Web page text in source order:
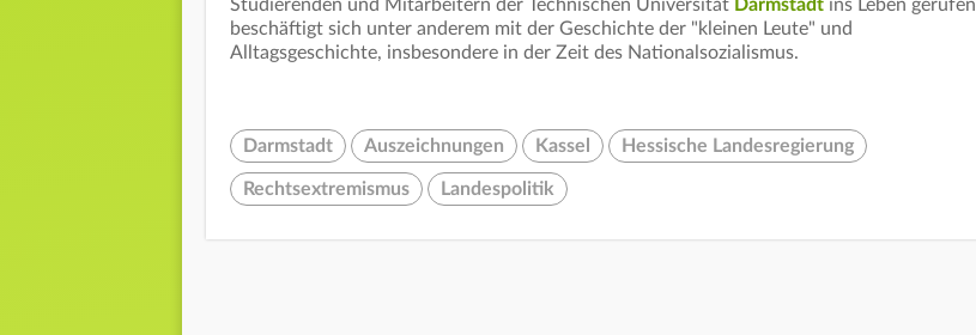
Studierenden und Mitarbeitern der Technischen Universität Darmstadt ins Leben
beschäftigt sich unter anderem mit der Geschichte der "kleinen Leute" und
Alltagsgeschichte, insbesondere in der Zeit des Nationalsozialismus.
Darmstadt Auszeichnungen Kassel Hessische Landesregierung
Rechtsextremismus Landespolitik